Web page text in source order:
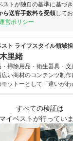
トが独自の基準に基づき
ら送客手数料を受領して
営ポリシー
スト ライフスタイル領域
里緒
・掃除用品・衛生器具・
い商材のコンテンツ制
モットーとして「違いが
木里緒のプロフィール
すべての検証は
マイベストが行ってい